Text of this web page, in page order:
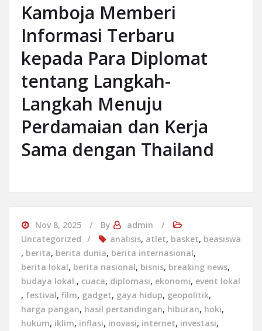
Kamboja Memberi
Informasi Terbaru
kepada Para Diplomat
tentang Langkah-
Langkah Menuju
Perdamaian dan Kerja
Sama dengan Thailand
Nov 8, 2025 By
admin
Uncategorized
analisis, atlet, basket, beasiswa
, berita, berita dunia, berita internasional,
berita lokal, berita nasional, bisnis, breaking news,
budaya lokal., cuaca, diplomasi, ekonomi, event lokal
, festival, film, gadget, gaya hidup, geopolitik,
harga pangan, hasil pertandingan, hiburan, hoki,
hukum, iklim, inflasi, inovasi, internet, investasi,